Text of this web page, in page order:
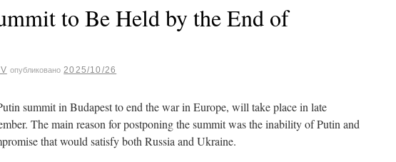
to Be Held by the End of
опубликовано 2025/10/26
summit in Budapest to end the war in Europe, will take place in late
The main reason for postponing the summit was the inability of Putin and
that would satisfy both Russia and Ukraine.